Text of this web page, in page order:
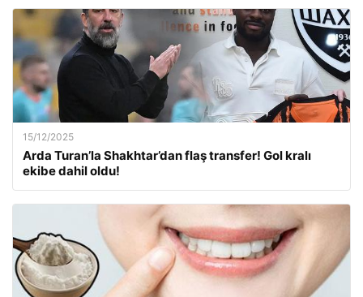
15/12/2025
Arda Turan’la Shakhtar’dan flaş transfer! Gol kralı
ekibe dahil oldu!